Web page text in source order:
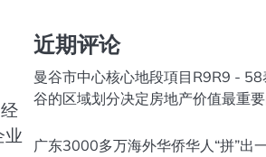
业
近期评论
曼谷市中心核心地段項目R9R9 - 58
谷的区域划分决定房地产价值最重
广东3000多万海外华侨华人“拼”出